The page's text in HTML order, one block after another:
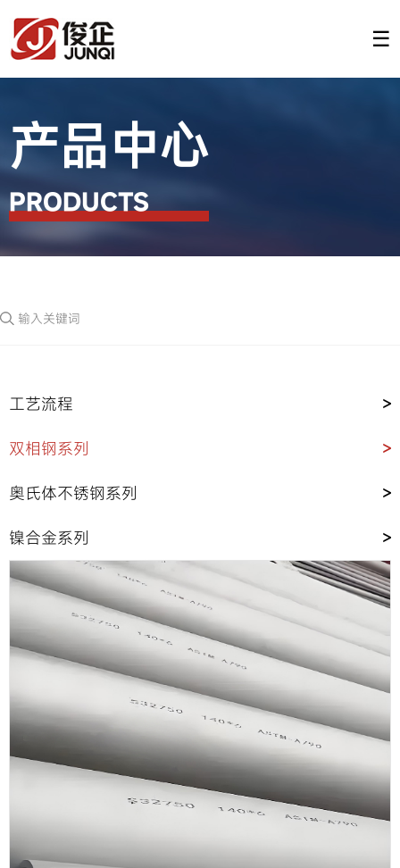
☰
产品中心
PRODUCTS
工艺流程 >
双相钢系列 >
奥氏体不锈钢系列 >
镍合金系列 >